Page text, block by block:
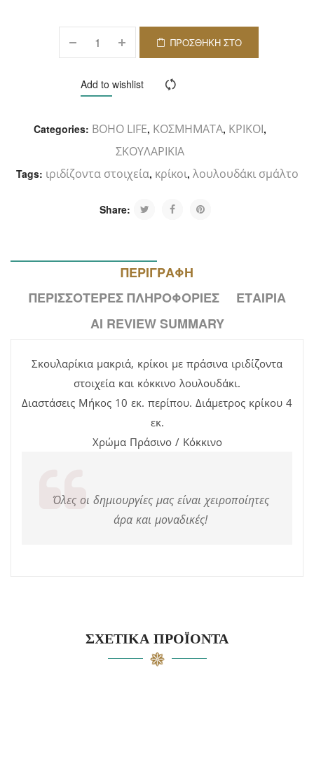
ΠΡΟΣΘΉΚΗ ΣΤΟ
Add to wishlist
Categories: BOHO LIFE, ΚΟΣΜΗΜΑΤΑ, ΚΡΙΚΟΙ,
ΣΚΟΥΛΑΡΙΚΙΑ
Tags: ιριδίζοντα στοιχεία, κρίκοι, λουλουδάκι σμάλτο
Share:
ΠΕΡΙΓΡΑΦΉ
ΠΕΡΙΣΣΌΤΕΡΕΣ ΠΛΗΡΟΦΟΡΊΕΣ
ΕΤΑΙΡΊΑ
AI REVIEW SUMMARY
Σκουλαρίκια μακριά, κρίκοι με πράσινα ιριδίζοντα
στοιχεία και κόκκινο λουλουδάκι.
Διαστάσεις Μήκος 10 εκ. περίπου. Διάμετρος κρίκου 4
εκ.
Χρώμα Πράσινο / Κόκκινο
Όλες οι δημιουργίες μας είναι χειροποίητες
άρα και μοναδικές!
ΣΧΕΤΙΚΆ ΠΡΟΪΌΝΤΑ